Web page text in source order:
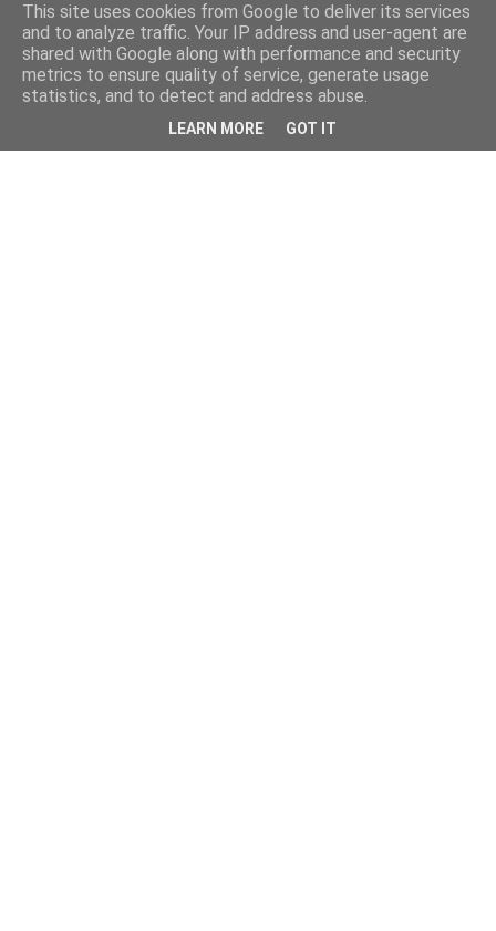
This site uses cookies from Google to deliver its services
and to analyze traffic. Your IP address and user-agent are
shared with Google along with performance and security
metrics to ensure quality of service, generate usage
statistics, and to detect and address abuse.
LEARN MORE GOT IT